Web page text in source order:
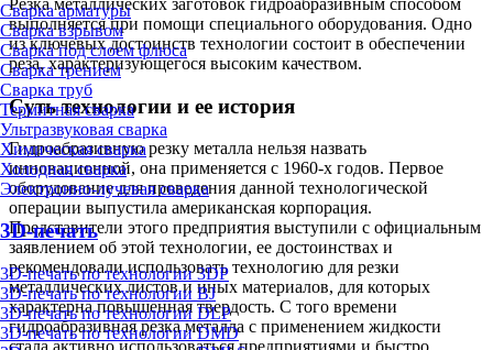
Сварка арматуры
Сварка взрывом
Сварка под слоем флюса
Сварка трением
Сварка труб
Термитная сварка
Ультразвуковая сварка
Химическая сварка
Холодная сварка
Электронно-лучевая сварка
3D-печать
3D-печать по технологии 3DP
3D-печать по технологии BJ
3D-печать по технологии DLP
3D-печать по технологии DMD
выполняется при помощи специального оборудования. Одно
из ключевых достоинств технологии состоит в обеспечении
реза, характеризующегося высоким качеством.
Суть технологии и ее история
Гидроабразивную резку металла нельзя назвать
инновационной, она применяется с 1960-х годов. Первое
оборудование для проведения данной технологической
операции выпустила американская корпорация.
Представители этого предприятия выступили с официальным
заявлением об этой технологии, ее достоинствах и
рекомендовали использовать технологию для резки
металлических листов и иных материалов, для которых
характерна повышенная твердость. С того времени
гидроабразивная резка металла с применением жидкости